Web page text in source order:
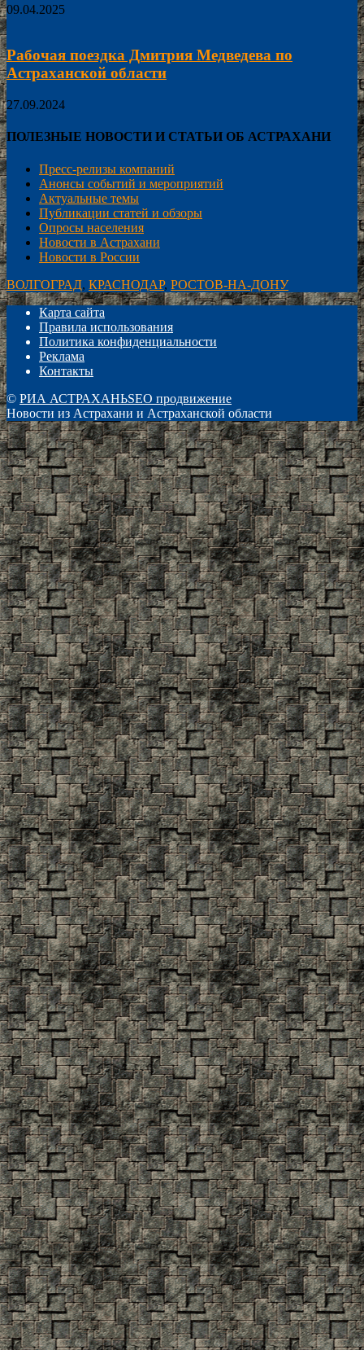
09.04.2025
Рабочая поездка Дмитрия Медведева по
Астраханской области
27.09.2024
ПОЛЕЗНЫЕ НОВОСТИ И СТАТЬИ ОБ АСТРАХАНИ
Пресс-релизы компаний
Анонсы событий и мероприятий
Актуальные темы
Публикации статей и обзоры
Опросы населения
Новости в Астрахани
Новости в России
ВОЛГОГРАД, КРАСНОДАР, РОСТОВ-НА-ДОНУ
Карта сайта
Правила использования
Политика конфиденциальности
Реклама
Контакты
© РИА АСТРАХАНЬSEO продвижение
Новости из Астрахани и Астраханской области